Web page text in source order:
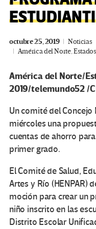
octubre 25, 2019
Noticias
América del Norte,
América del Norte/
2019/telemundo52 /
Un comité del Concejo
miércoles una
cuentas de ahorro
primer grado.
El Comité de Salud,
Artes y Río (HENPAR)
moción para crear un
niño inscrito en las
Distrito Escolar